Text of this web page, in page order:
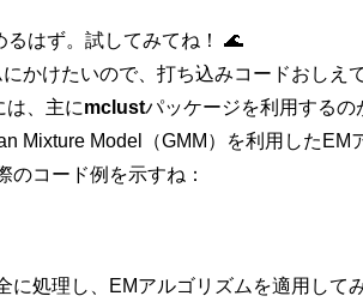
るはず。試してみてね！ 🌊
かけたいので、打ち込みコードおしえ
は、主にmclustパッケージを利用するの
Mixture Model（GMM）を利用したEM
のコード例を示すね：
に処理し、EMアルゴリズムを適用して